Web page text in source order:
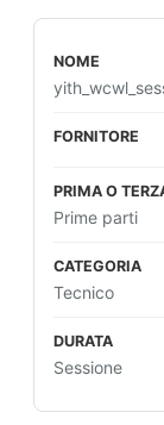
Prime parti
Tecnico
Sessione